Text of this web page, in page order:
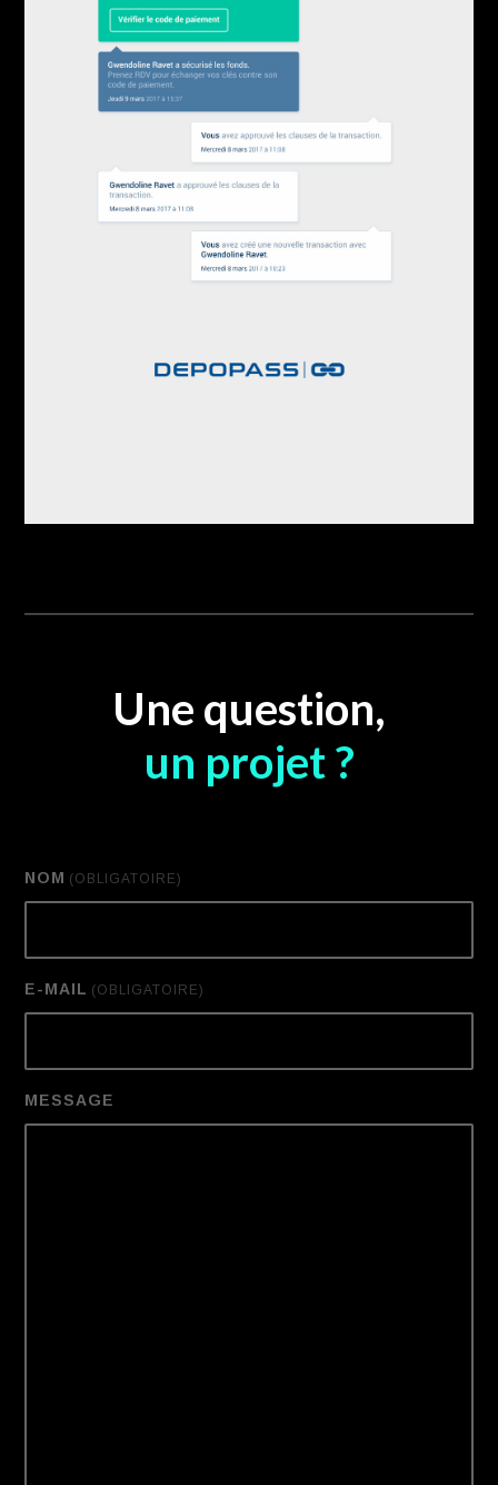
Une question,
un projet ?
NOM (OBLIGATOIRE)
E-MAIL (OBLIGATOIRE)
MESSAGE